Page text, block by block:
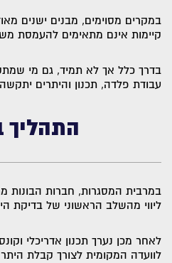
במקרים מסוימים, מבנים ישנים
קיימות אינם מתאימים להעמסת
בדרך כלל אך לא תמיד, גם מי
עבודת פלדה, תכנון והיתרים
התהליך
במרבית המסגרות, חברות הבונות
ליווי מהשלב הראשוני של בדיקת
לאחר מכן נערך תכנון אדריכלי
לוועדה המקומית לצורך קבלת היתר